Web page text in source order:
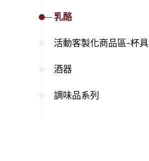
乳酪
活動客製化商品區-杯具
酒器
調味品系列